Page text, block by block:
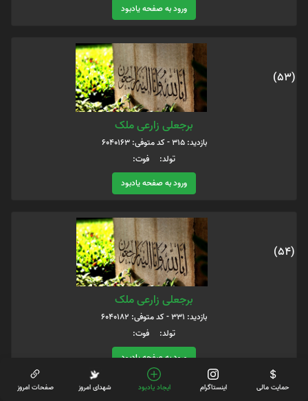
ورود به صفحه یادبود
(53)
برجعلی زارعی ملک
بازدید: 315 - کد متوفی: 6040163
تولد: فوت:
ورود به صفحه یادبود
(54)
برجعلی زارعی ملک
بازدید: 331 - کد متوفی: 6040182
تولد: فوت:
ورود به صفحه یادبود
حمایت مالی اینستاگرام ایجاد یادبود شهدای امروز صفحات امروز